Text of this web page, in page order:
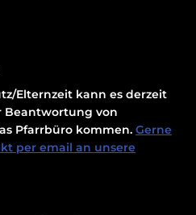
Elternzeit kann es derzeit
Beantwortung von
Pfarrbüro kommen. Gerne
per email an unsere